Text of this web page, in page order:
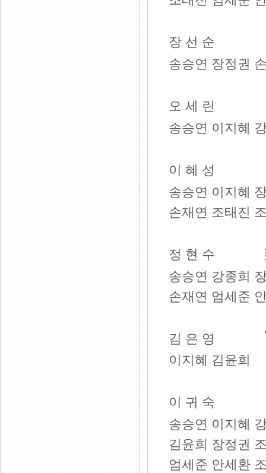
장 선 순
송승연 장정권
오 세 린
송승연 이지혜
이 혜 성
송승연 이지혜
손재연 조태진
정 현 수
송승연 강종희
손재연 엄세준
김 은 영
이지혜 김윤희
이 귀 숙
송승연 이지혜
김윤희 장정권
엄세준 안세환